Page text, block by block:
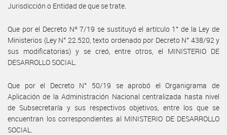
Jurisdicción o Entidad de que se trate.
Que por el Decreto Nº 7/19 se sustituyó el artículo 1° de la Ley de
Ministerios (Ley N° 22.520, texto ordenado por Decreto N° 438/92 y
sus modificatorias) y se creó, entre otros, el MINISTERIO DE
DESARROLLO SOCIAL.
Que por el Decreto N° 50/19 se aprobó el Organigrama de
Aplicación de la Administración Nacional centralizada hasta nivel
de Subsecretaría y sus respectivos objetivos, entre los que se
encuentran los correspondientes al MINISTERIO DE DESARROLLO
SOCIAL.